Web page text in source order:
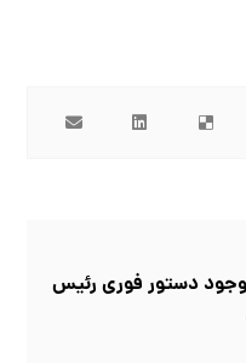
وجود دستور فوری رئیس